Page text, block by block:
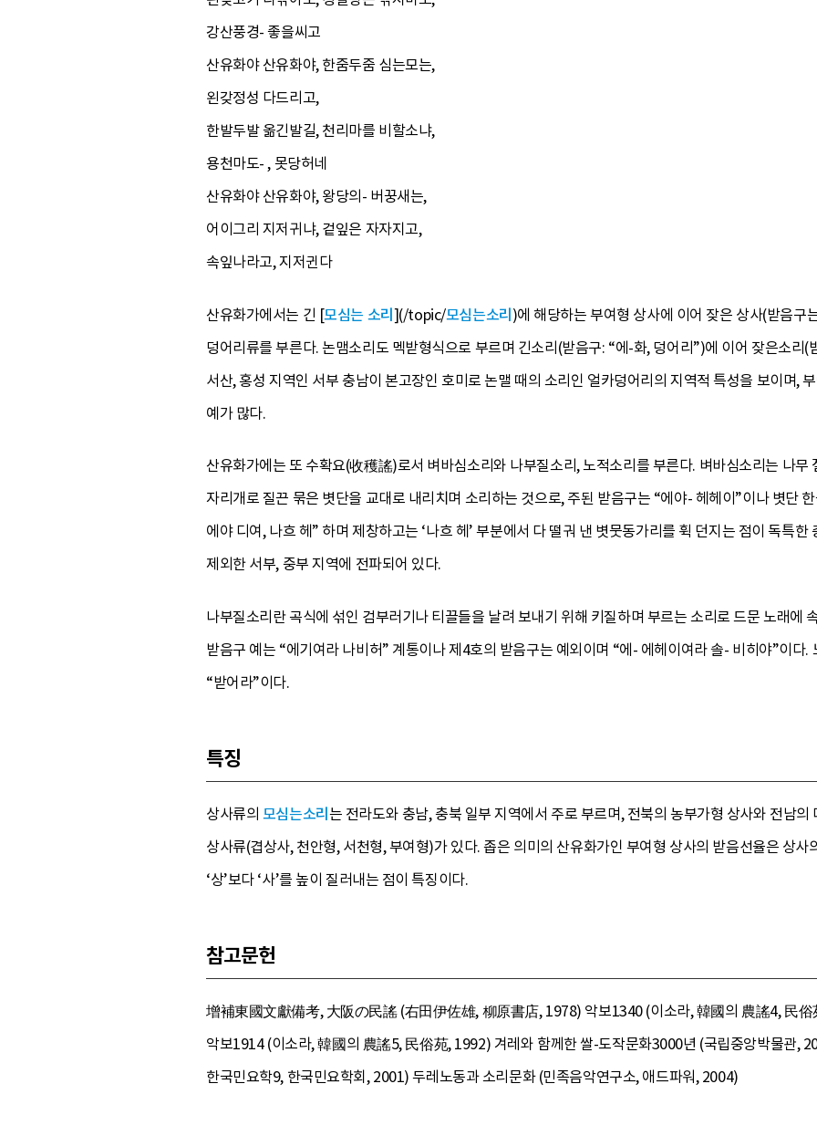
강산풍경- 좋을씨고
산유화야 산유화야, 한줌두줌 심는모는,
왼갖정성 다드리고,
한발두발 옮긴발길, 천리마를 비할소냐,
용천마도- , 못당허네
산유화야 산유화야, 왕당의- 버꿍새는,
어이그리 지저귀냐, 겉잎은 자자지고,
속잎나라고, 지저귄다
산유화가에서는 긴 [모심는 소리](/topic/모심는소리)에 해당하는 부여형 상사에 이어 잦은 상사(받음구
덩어리류를 부른다. 논맴소리도 멕받형식으로 부르며 긴소리(받음구: “에-화, 덩어리”)에 이어 잦은소리
서산, 홍성 지역인 서부 충남이 본고장인 호미로 논맬 때의 소리인 얼카덩어리의 지역적 특성을 보이며,
예가 많다.
산유화가에는 또 수확요(收穫謠)로서 벼바심소리와 나부질소리, 노적소리를 부른다. 벼바심소리는 나무
자리개로 질끈 묶은 볏단을 교대로 내리치며 소리하는 것으로, 주된 받음구는 “에야- 헤헤이”이나 볏단
에야 디여, 나흐 헤” 하며 제창하고는 ‘나흐 헤’ 부분에서 다 떨궈 낸 볏뭇동가리를 휙 던지는 점이 독특
제외한 서부, 중부 지역에 전파되어 있다.
나부질소리란 곡식에 섞인 검부러기나 티끌들을 날려 보내기 위해 키질하며 부르는 소리로 드문 노래에
받음구 예는 “에기여라 나비허” 계통이나 제4호의 받음구는 예외이며 “에- 에헤이여라 솔- 비히야”이다
“받어라”이다.
특징
상사류의 모심는소리는 전라도와 충남, 충북 일부 지역에서 주로 부르며, 전북의 농부가형 상사와 전남
상사류(겹상사, 천안형, 서천형, 부여형)가 있다. 좁은 의미의 산유화가인 부여형 상사의 받음선율은 상사
‘상’보다 ‘사’를 높이 질러내는 점이 특징이다.
참고문헌
增補東國文獻備考, 大阪の民謠 (右田伊佐雄, 柳原書店, 1978) 악보1340 (이소라, 韓國의 農謠4, 民俗
악보1914 (이소라, 韓國의 農謠5, 民俗苑, 1992) 겨레와 함께한 쌀-도작문화3000년 (국립중앙박물관,
한국민요학9, 한국민요학회, 2001) 두레노동과 소리문화 (민족음악연구소, 애드파워, 2004)